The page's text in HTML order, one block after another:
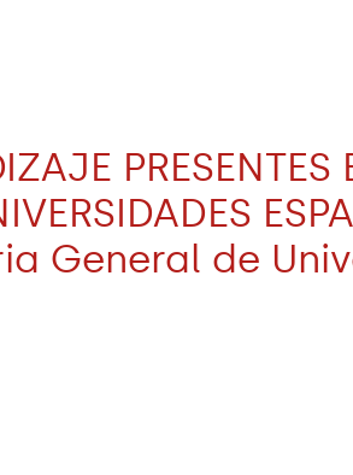
PRESENTES
General de